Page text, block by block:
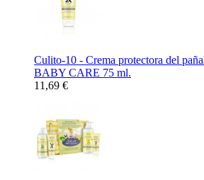
Culito-10 - Crema protectora del
BABY CARE 75 ml.
11,69 €